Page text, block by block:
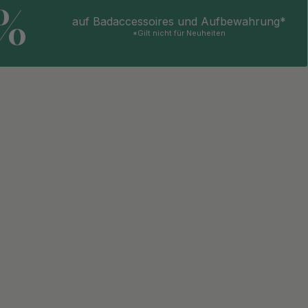
auf Badaccessoires und Aufbewahrung*
*Gilt nicht für Neuheiten